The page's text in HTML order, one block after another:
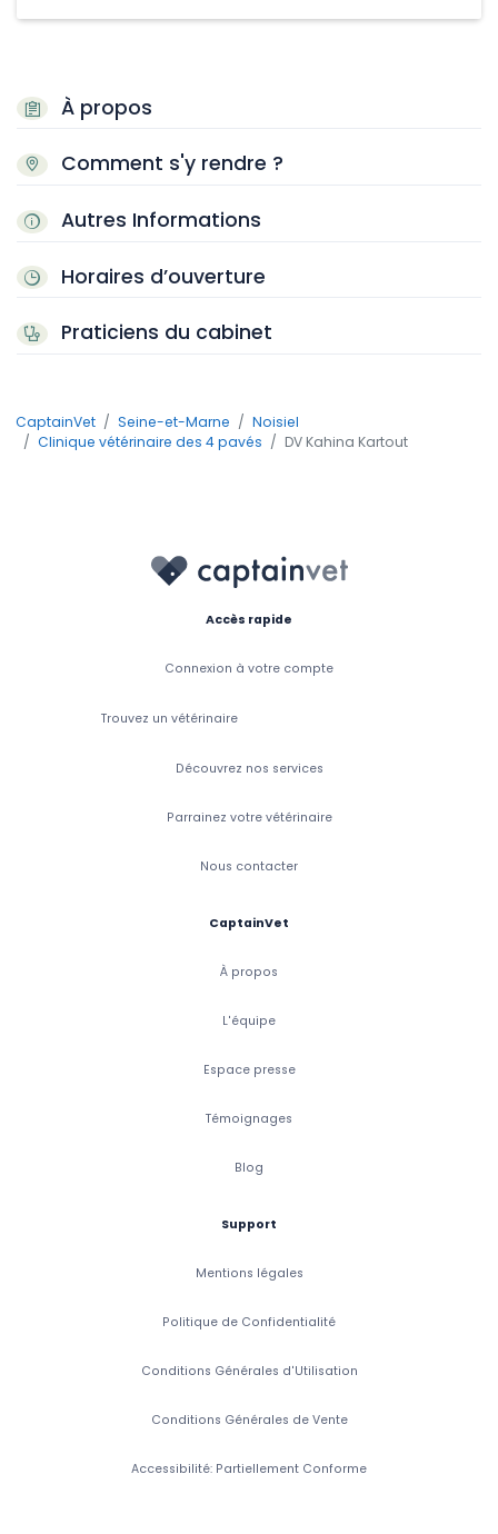
À propos
Comment s'y rendre ?
Autres Informations
Horaires d’ouverture
Praticiens du cabinet
CaptainVet Seine-et-Marne
Noisiel
Clinique vétérinaire des 4 pavés
DV Kahina Kartout
Accès rapide
Connexion à votre compte
Trouvez un vétérinaire
Découvrez nos services
Parrainez votre vétérinaire
Nous contacter
CaptainVet
À propos
L'équipe
Espace presse
Témoignages
Blog
Support
Mentions légales
Politique de Confidentialité
Conditions Générales d'Utilisation
Conditions Générales de Vente
Accessibilité: Partiellement Conforme